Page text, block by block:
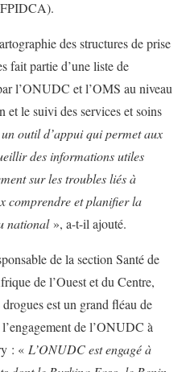
des structures de prise
fait partie d’une liste de
l’ONUDC et l’OMS au niveau
le suivi des services et soins
un outil d’appui qui permet aux
des informations utiles
sur les troubles liés à
comprendre et planifier la
national », a-t-il ajouté.
de la section Santé de
de l’Ouest et du Centre,
est un grand fléau de
de l’ONUDC à
: « L’ONUDC est engagé à